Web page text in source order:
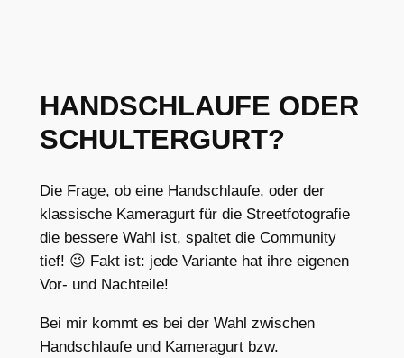
HANDSCHLAUFE ODER
SCHULTERGURT?
Die Frage, ob eine Handschlaufe, oder der
klassische Kameragurt für die Streetfotografie
die bessere Wahl ist, spaltet die Community
tief! 😉 Fakt ist: jede Variante hat ihre eigenen
Vor- und Nachteile!
Bei mir kommt es bei der Wahl zwischen
Handschlaufe und Kameragurt bzw.